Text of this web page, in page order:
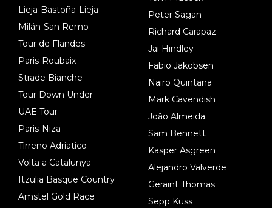
Lieja-Bastoña-Lieja
Milán-San Remo
Tour de Flandes
Paris-Roubaix
Strade Bianche
Tour Down Under
UAE Tour
Paris-Niza
Tirreno Adriatico
Volta a Catalunya
Itzulia Basque Country
Amstel Gold Race
Peter Sagan
Richard Carapaz
Jai Hindley
Fabio Jakobsen
Nairo Quintana
Mark Cavendish
João Almeida
Sam Bennett
Kasper Asgreen
Alejandro Valverde
Geraint Thomas
Sepp Kuss